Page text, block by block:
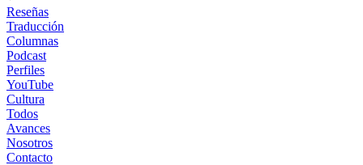
Reseñas
Traducción
Columnas
Podcast
Perfiles
YouTube
Cultura
Todos
Avances
Nosotros
Contacto